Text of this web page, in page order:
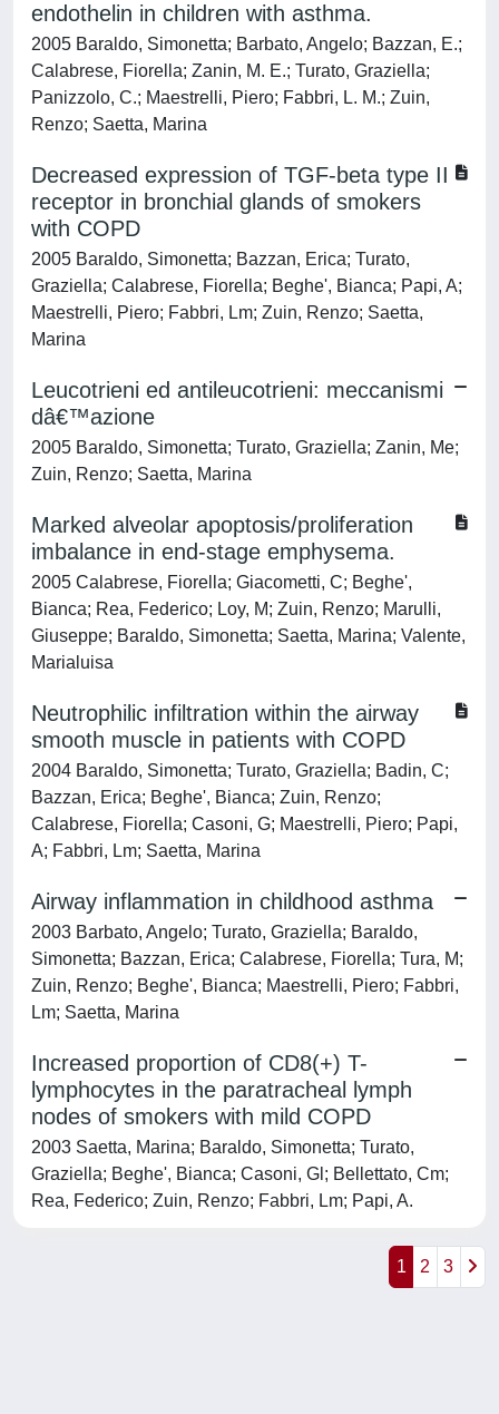
endothelin in children with asthma.
2005 Baraldo, Simonetta; Barbato, Angelo; Bazzan, E.;
Calabrese, Fiorella; Zanin, M. E.; Turato, Graziella;
Panizzolo, C.; Maestrelli, Piero; Fabbri, L. M.; Zuin,
Renzo; Saetta, Marina
Decreased expression of TGF-beta type II
receptor in bronchial glands of smokers
with COPD
2005 Baraldo, Simonetta; Bazzan, Erica; Turato,
Graziella; Calabrese, Fiorella; Beghe', Bianca; Papi, A;
Maestrelli, Piero; Fabbri, Lm; Zuin, Renzo; Saetta,
Marina
Leucotrieni ed antileucotrieni: meccanismi
dâ€™azione
2005 Baraldo, Simonetta; Turato, Graziella; Zanin, Me;
Zuin, Renzo; Saetta, Marina
Marked alveolar apoptosis/proliferation
imbalance in end-stage emphysema.
2005 Calabrese, Fiorella; Giacometti, C; Beghe',
Bianca; Rea, Federico; Loy, M; Zuin, Renzo; Marulli,
Giuseppe; Baraldo, Simonetta; Saetta, Marina; Valente,
Marialuisa
Neutrophilic infiltration within the airway
smooth muscle in patients with COPD
2004 Baraldo, Simonetta; Turato, Graziella; Badin, C;
Bazzan, Erica; Beghe', Bianca; Zuin, Renzo;
Calabrese, Fiorella; Casoni, G; Maestrelli, Piero; Papi,
A; Fabbri, Lm; Saetta, Marina
Airway inflammation in childhood asthma
2003 Barbato, Angelo; Turato, Graziella; Baraldo,
Simonetta; Bazzan, Erica; Calabrese, Fiorella; Tura, M;
Zuin, Renzo; Beghe', Bianca; Maestrelli, Piero; Fabbri,
Lm; Saetta, Marina
Increased proportion of CD8(+) T-
lymphocytes in the paratracheal lymph
nodes of smokers with mild COPD
2003 Saetta, Marina; Baraldo, Simonetta; Turato,
Graziella; Beghe', Bianca; Casoni, Gl; Bellettato, Cm;
Rea, Federico; Zuin, Renzo; Fabbri, Lm; Papi, A.
1 2 3